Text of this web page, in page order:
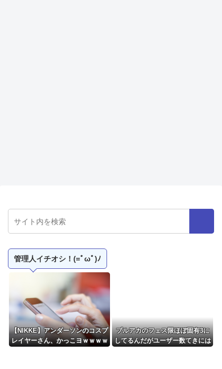
管理人イチオシ！(=ﾟωﾟ)ﾉ
【NIKKE】アンダーソンのコスプ
レイヤーさん、かっこヨｗｗｗｗ
ブルアカのフェス限ほぼ固有3に
してるんだがユーザー数てきには